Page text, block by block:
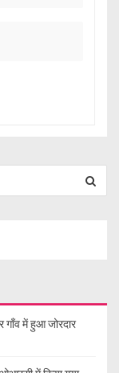
गाँव में हुआ जोरदार